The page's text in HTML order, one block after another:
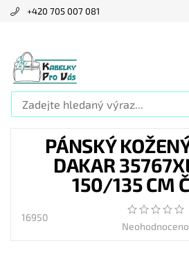
+420 705 007 081
PÁNSKÝ
DAKAR
150/135 CM
16950
Neohodnoceno